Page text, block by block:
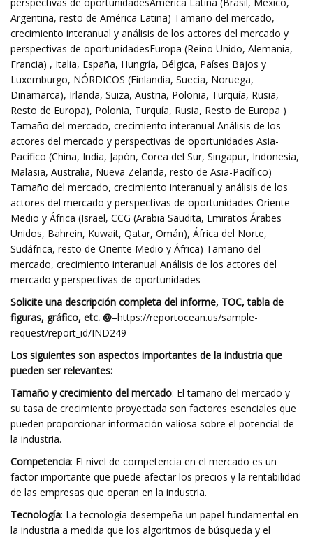
Argentina, resto de América Latina) Tamaño del mercado,
crecimiento interanual y análisis de los actores del mercado y
perspectivas de oportunidadesEuropa (Reino Unido, Alemania,
Francia) , Italia, España, Hungría, Bélgica, Países Bajos y
Luxemburgo, NÓRDICOS (Finlandia, Suecia, Noruega,
Dinamarca), Irlanda, Suiza, Austria, Polonia, Turquía, Rusia,
Resto de Europa), Polonia, Turquía, Rusia, Resto de Europa )
Tamaño del mercado, crecimiento interanual Análisis de los
actores del mercado y perspectivas de oportunidades Asia-
Pacífico (China, India, Japón, Corea del Sur, Singapur, Indonesia,
Malasia, Australia, Nueva Zelanda, resto de Asia-Pacífico)
Tamaño del mercado, crecimiento interanual y análisis de los
actores del mercado y perspectivas de oportunidades Oriente
Medio y África (Israel, CCG (Arabia Saudita, Emiratos Árabes
Unidos, Bahrein, Kuwait, Qatar, Omán), África del Norte,
Sudáfrica, resto de Oriente Medio y África) Tamaño del
mercado, crecimiento interanual Análisis de los actores del
mercado y perspectivas de oportunidades
Solicite una descripción completa del informe, TOC, tabla de
figuras, gráfico, etc. @–https://reportocean.us/sample-
request/report_id/IND249
Los siguientes son aspectos importantes de la industria que
pueden ser relevantes:
Tamaño y crecimiento del mercado: El tamaño del mercado y
su tasa de crecimiento proyectada son factores esenciales que
pueden proporcionar información valiosa sobre el potencial de
la industria.
Competencia: El nivel de competencia en el mercado es un
factor importante que puede afectar los precios y la rentabilidad
de las empresas que operan en la industria.
Tecnología: La tecnología desempeña un papel fundamental en
la industria a medida que los algoritmos de búsqueda y el